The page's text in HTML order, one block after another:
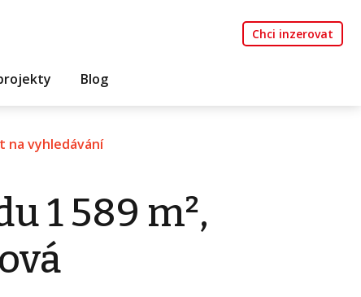
Chci inzerovat
Blog
na vyhledávání
1 589 m²,